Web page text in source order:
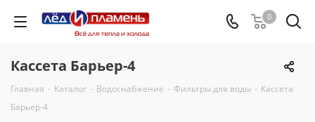
0
Кассета Барьер-4
Главная - Каталог - Водоснабжение - Фильтры для воды - Кассета
Барьер-4